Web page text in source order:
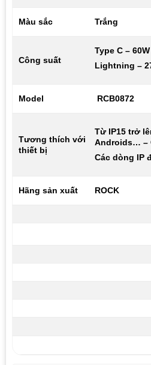
Màu sắc Trắng
Công suất
Type C – 60W
Lightning –
Model RCB0872
Tương thích với
thiết bị
Từ IP15 trở
Androids… –
Các dòng IP
Hãng sản xuất ROCK